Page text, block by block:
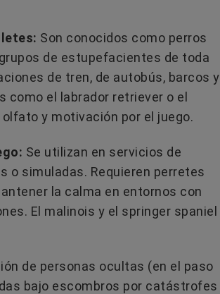
Son conocidos como perros
de estupefacientes de toda
de tren, de autobús, barcos y
como el labrador retriever o el
y motivación por el juego.
Se utilizan en servicios de
o simuladas. Requieren perretes
la calma en entornos con
El malinois y el springer spaniel
de personas ocultas (en el paso
bajo escombros por catástrofes